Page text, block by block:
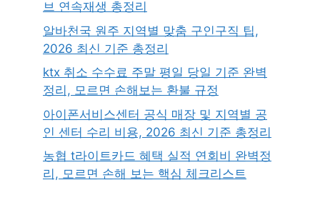
브 연속재생 총정리
알바천국 원주 지역별 맞춤 구인구직 팁,
2026 최신 기준 총정리
ktx 취소 수수료 주말 평일 당일 기준 완벽
정리, 모르면 손해보는 환불 규정
아이폰서비스센터 공식 매장 및 지역별 공
인 센터 수리 비용, 2026 최신 기준 총정리
농협 t라이트카드 혜택 실적 연회비 완벽정
리, 모르면 손해 보는 핵심 체크리스트